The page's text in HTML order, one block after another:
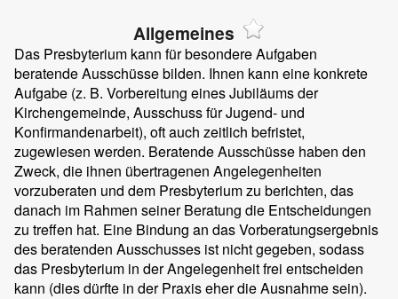
Allgemeines
Das Presbyterium kann für besondere Aufgaben
beratende Ausschüsse bilden. Ihnen kann eine konkrete
Aufgabe (z. B. Vorbereitung eines Jubiläums der
Kirchengemeinde, Ausschuss für Jugend- und
Konfirmandenarbeit), oft auch zeitlich befristet,
zugewiesen werden. Beratende Ausschüsse haben den
Zweck, die ihnen übertragenen Angelegenheiten
vorzuberaten und dem Presbyterium zu berichten, das
danach im Rahmen seiner Beratung die Entscheidungen
zu treffen hat. Eine Bindung an das Vorberatungsergebnis
des beratenden Ausschusses ist nicht gegeben, sodass
das Presbyterium in der Angelegenheit frei entscheiden
kann (dies dürfte in der Praxis eher die Ausnahme sein).